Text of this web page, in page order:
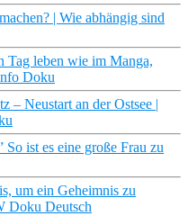
| Wie abhängig sind
Tag leben wie im Manga,
Doku
– Neustart an der Ostsee |
ist es eine große Frau zu
um ein Geheimnis zu
Doku Deutsch